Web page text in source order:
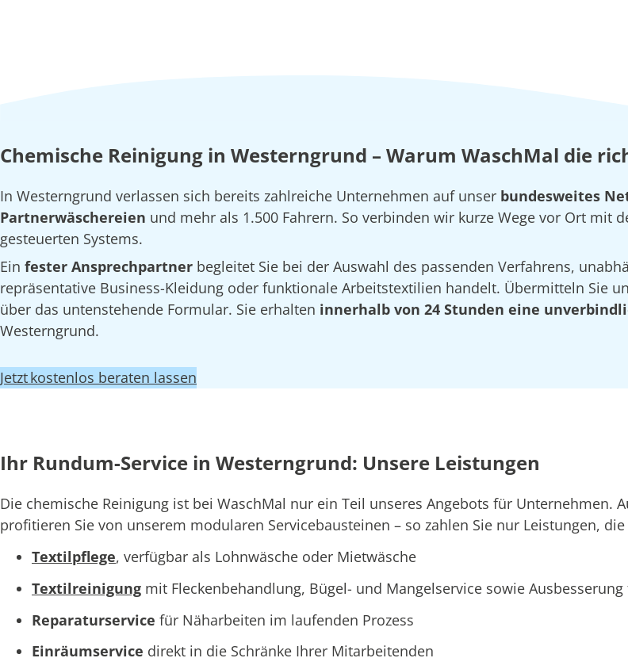
Chemische Reinigung in Westerngrund – Warum WaschMal die
In Westerngrund verlassen sich bereits zahlreiche Unternehmen auf unser bundesweites
Partnerwäschereien und mehr als 1.500 Fahrern. So verbinden wir kurze Wege vor Ort mit
gesteuerten Systems.
Ein fester Ansprechpartner begleitet Sie bei der Auswahl des passenden Verfahrens,
repräsentative Business-Kleidung oder funktionale Arbeitstextilien handelt. Übermitteln Sie
über das untenstehende Formular. Sie erhalten innerhalb von 24 Stunden eine
Westerngrund.
Jetzt kostenlos beraten lassen
Ihr Rundum-Service in Westerngrund: Unsere Leistungen
Die chemische Reinigung ist bei WaschMal nur ein Teil unseres Angebots für Unternehmen.
profitieren Sie von unserem modularen Servicebausteinen – so zahlen Sie nur Leistungen,
Textilpflege, verfügbar als Lohnwäsche oder Mietwäsche
Textilreinigung mit Fleckenbehandlung, Bügel- und Mangelservice sowie
Reparaturservice für Näharbeiten im laufenden Prozess
Einräumservice direkt in die Schränke Ihrer Mitarbeitenden